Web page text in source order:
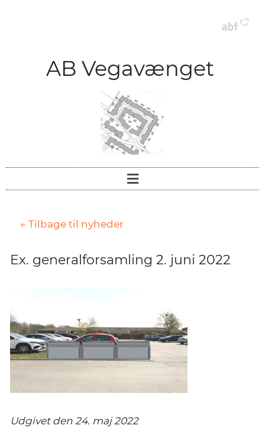
AB Vegavænget
← Tilbage til nyheder
Ex. generalforsamling 2. juni 2022
Udgivet den 24. maj 2022